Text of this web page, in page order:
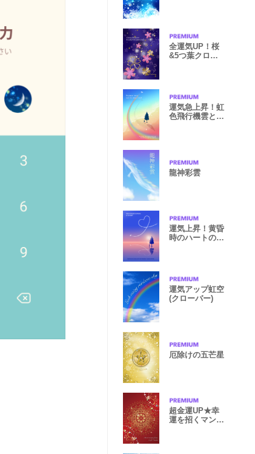
全運気UP！桜
&5つ葉クロー
運気急上昇！虹
色飛行機雲と虹
龍神彩雲
運気上昇！黄昏
時のハートの飛
運気アップ虹空
(クローバー)
厄除けの五芒星
超金運UP★幸
運を招くマンダ